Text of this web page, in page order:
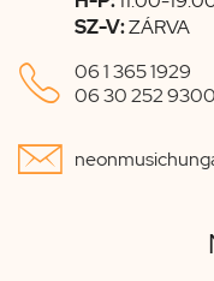
SZ-V:ZÁRVA
 06 1 365 1929
06 30 252 9300
